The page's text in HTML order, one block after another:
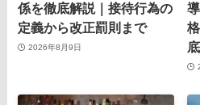
係を徹底解説｜接待行為の
定義から改正罰則まで
2026年8月9日